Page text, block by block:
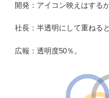
開発：アイコン映えはするか
社長：半透明にして重ねる
広報：透明度50％。